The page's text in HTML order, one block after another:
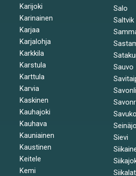
Karijoki
Karinainen
Karjaa
Karjalohja
Karkkila
Karstula
Karttula
Karvia
Kaskinen
Kauhajoki
Kauhava
Kauniainen
Kaustinen
Keitele
Kemi
Salo
Saltvik
Sauvo
Sievi